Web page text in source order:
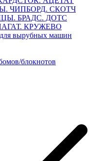
ЧИПБОРД. СКОТЧ
БРАДС. ДОТС
КРУЖЕВО
вырубных машин
блокнотов